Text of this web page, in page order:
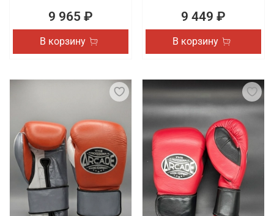
9 965 ₽
В корзину
9 449 ₽
В корзину